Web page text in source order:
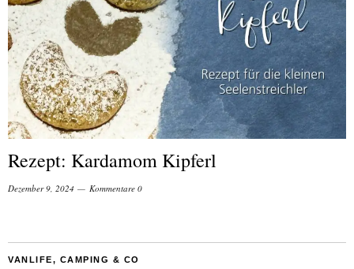
Rezept: Kardamom Kipferl
Dezember 9, 2024 Kommentare 0
VANLIFE, CAMPING & CO